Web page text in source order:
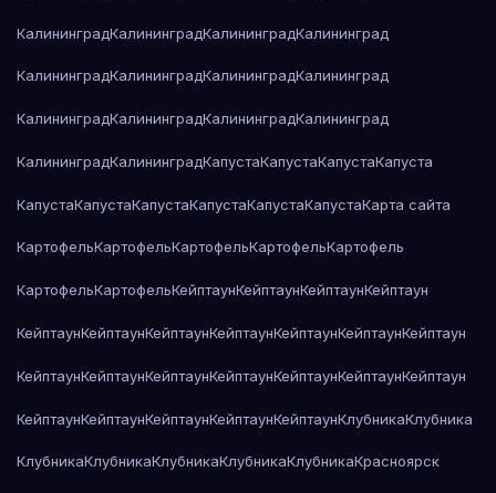
КалининградКалининградКалининградКалининград
КалининградКалининградКалининградКалининград
КалининградКалининградКалининградКалининград
КалининградКалининградКапустаКапустаКапустаКапуста
КапустаКапустаКапустаКапустаКапустаКапустаКарта сайта
КартофельКартофельКартофельКартофельКартофель
КартофельКартофельКейптаунКейптаунКейптаунКейптаун
КейптаунКейптаунКейптаунКейптаунКейптаунКейптаунКейптаун
КейптаунКейптаунКейптаунКейптаунКейптаунКейптаунКейптаун
КейптаунКейптаунКейптаунКейптаунКейптаунКлубникаКлубника
КлубникаКлубникаКлубникаКлубникаКлубникаКрасноярск